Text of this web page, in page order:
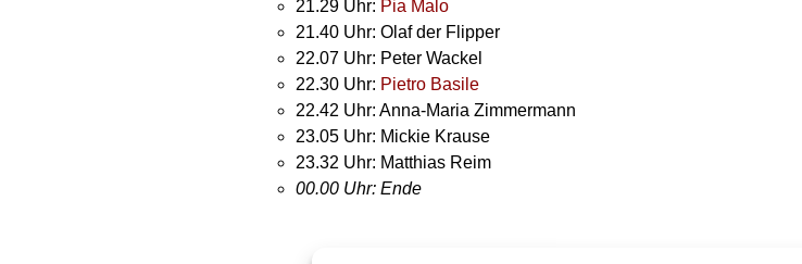
21.29 Uhr: Pia Malo
21.40 Uhr: Olaf der Flipper
22.07 Uhr: Peter Wackel
22.30 Uhr: Pietro Basile
22.42 Uhr: Anna-Maria Zimmermann
23.05 Uhr: Mickie Krause
23.32 Uhr: Matthias Reim
00.00 Uhr: Ende